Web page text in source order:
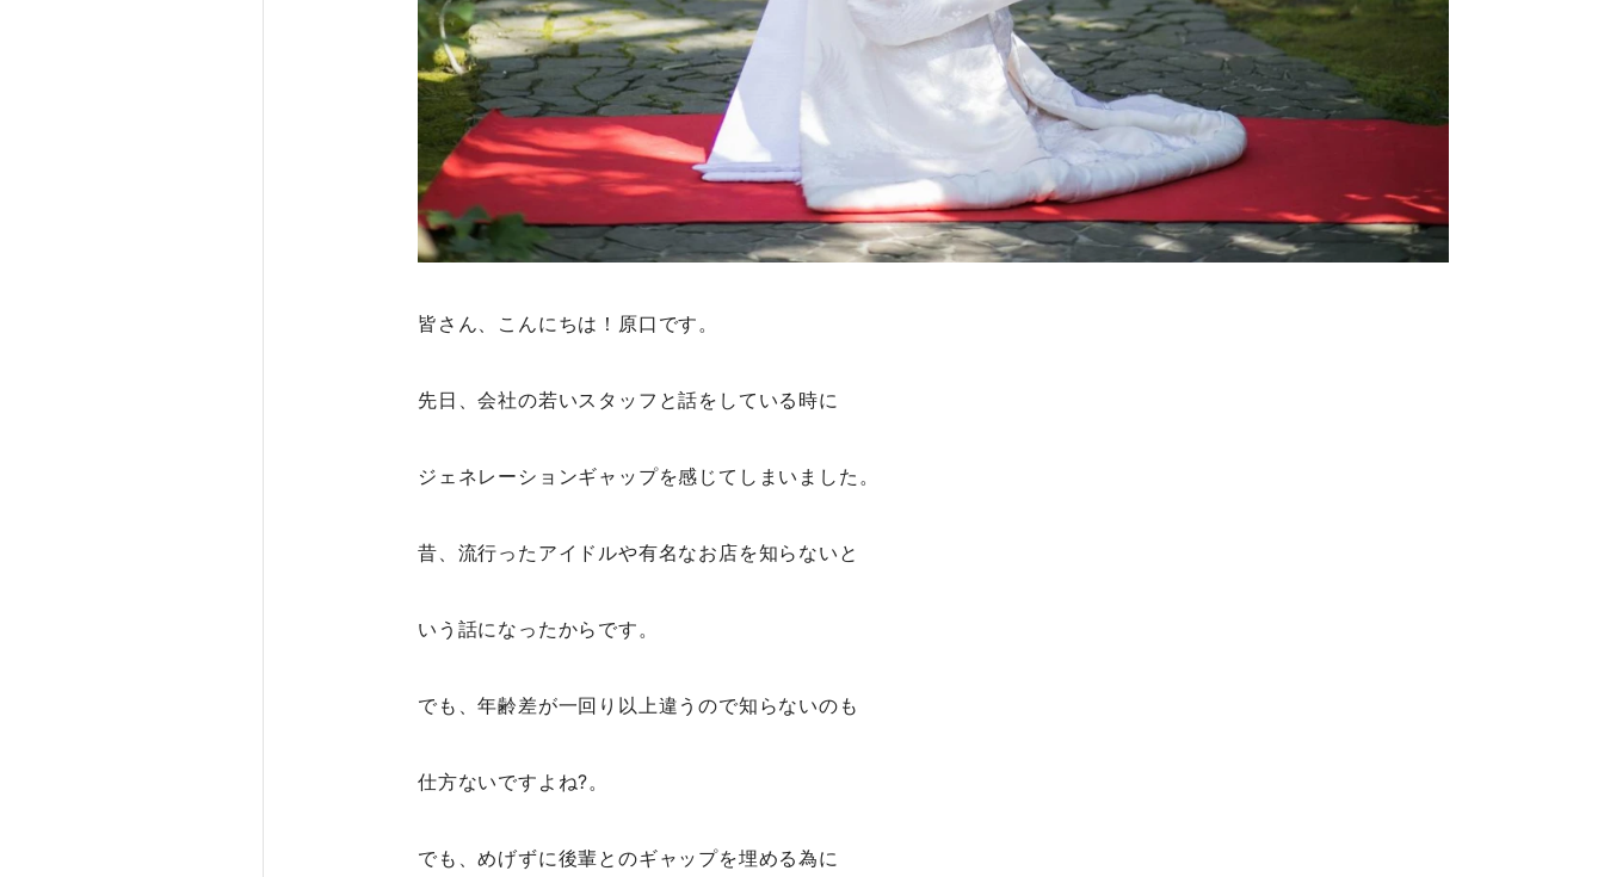
皆さん、こんにちは！原口です。
先日、会社の若いスタッフと話をしている時に
ジェネレーションギャップを感じてしまいました。
昔、流行ったアイドルや有名なお店を知らないと
いう話になったからです。
でも、年齢差が一回り以上違うので知らないのも
仕方ないですよね?。
でも、めげずに後輩とのギャップを埋める為に